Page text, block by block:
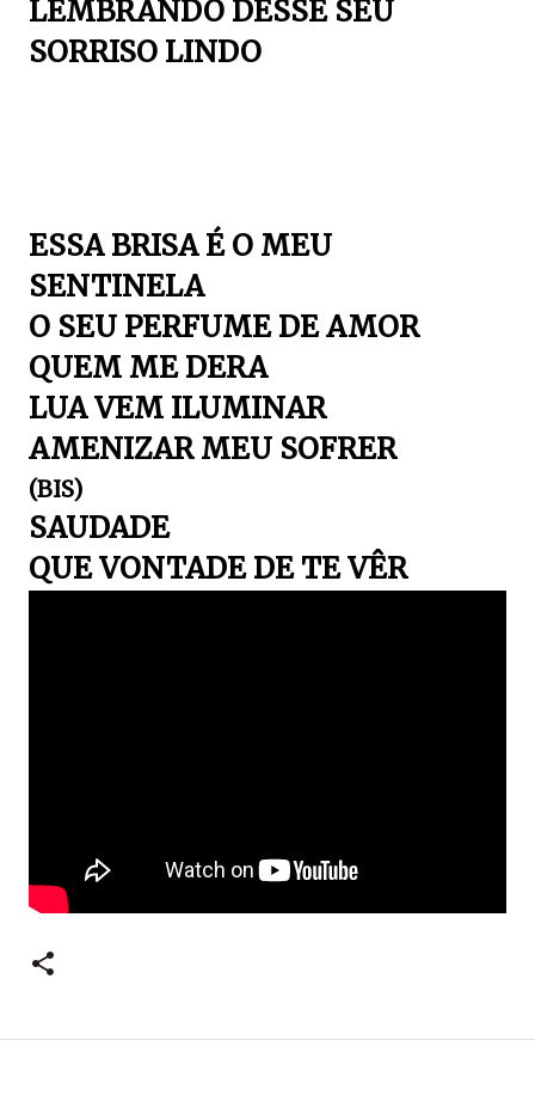
LEMBRANDO DESSE SEU
SORRISO LINDO
ESSA BRISA É O MEU
SENTINELA
O SEU PERFUME DE AMOR
QUEM ME DERA
LUA VEM ILUMINAR
AMENIZAR MEU SOFRER
(BIS)
SAUDADE
QUE VONTADE DE TE VÊR